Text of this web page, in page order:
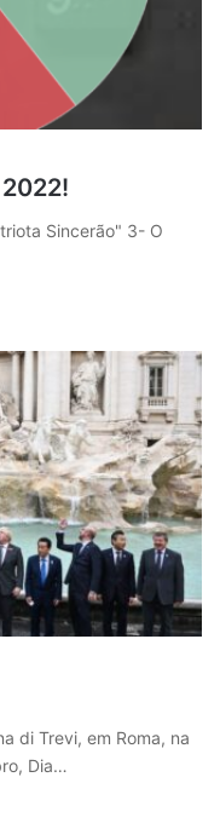
Sincerão" 3- O
di Trevi, em Roma, na
Dia…